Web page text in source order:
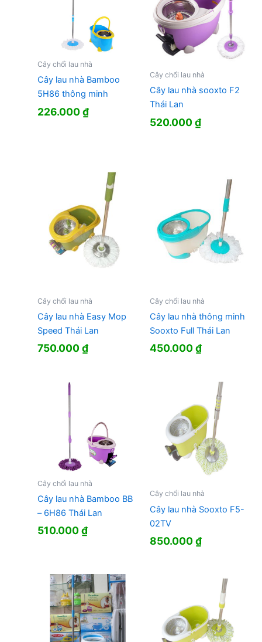
Cây chổi lau nhà
Cây lau nhà Bamboo
5H86 thông minh
226.000₫
Cây chổi lau nhà
Cây lau nhà sooxto F2
Thái Lan
520.000₫
Cây chổi lau nhà
Cây lau nhà Easy Mop
Speed Thái Lan
750.000₫
Cây chổi lau nhà
Cây lau nhà thông minh
Sooxto Full Thái Lan
450.000₫
Cây chổi lau nhà
Cây lau nhà Bamboo BB
– 6H86 Thái Lan
510.000₫
Cây chổi lau nhà
Cây lau nhà Sooxto F5-
02TV
850.000₫